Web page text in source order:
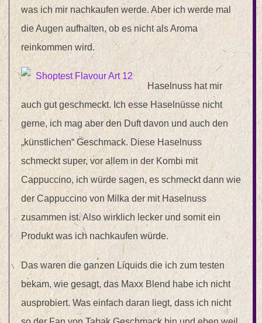
was ich mir nachkaufen werde. Aber ich werde mal
die Augen aufhalten, ob es nicht als Aroma
reinkommen wird.
Haselnuss hat mir
auch gut geschmeckt. Ich esse Haselnüsse nicht
gerne, ich mag aber den Duft davon und auch den
„künstlichen“ Geschmack. Diese Haselnuss
schmeckt super, vor allem in der Kombi mit
Cappuccino, ich würde sagen, es schmeckt dann wie
der Cappuccino von Milka der mit Haselnuss
zusammen ist. Also wirklich lecker und somit ein
Produkt was ich nachkaufen würde.
Das waren die ganzen Liquids die ich zum testen
bekam, wie gesagt, das Maxx Blend habe ich nicht
ausprobiert. Was einfach daran liegt, dass ich nicht